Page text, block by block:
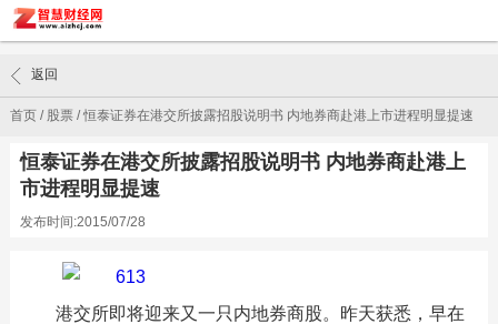
首页/ 股票/恒泰证券在港交所披露招股说明书 内地券商赴港上市进程明显提速
返回
恒泰证券在港交所披露招股说明书 内地券商赴港上
市进程明显提速
发布时间:2015/07/28
港交所即将迎来又一只内地券商股。昨天获悉，早在